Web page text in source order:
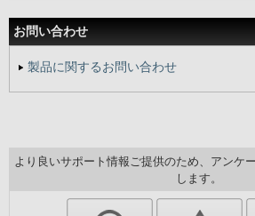
お問い合わせ
製品に関するお問い合わせ
より良いサポート情報ご提供のため、アンケ
します。